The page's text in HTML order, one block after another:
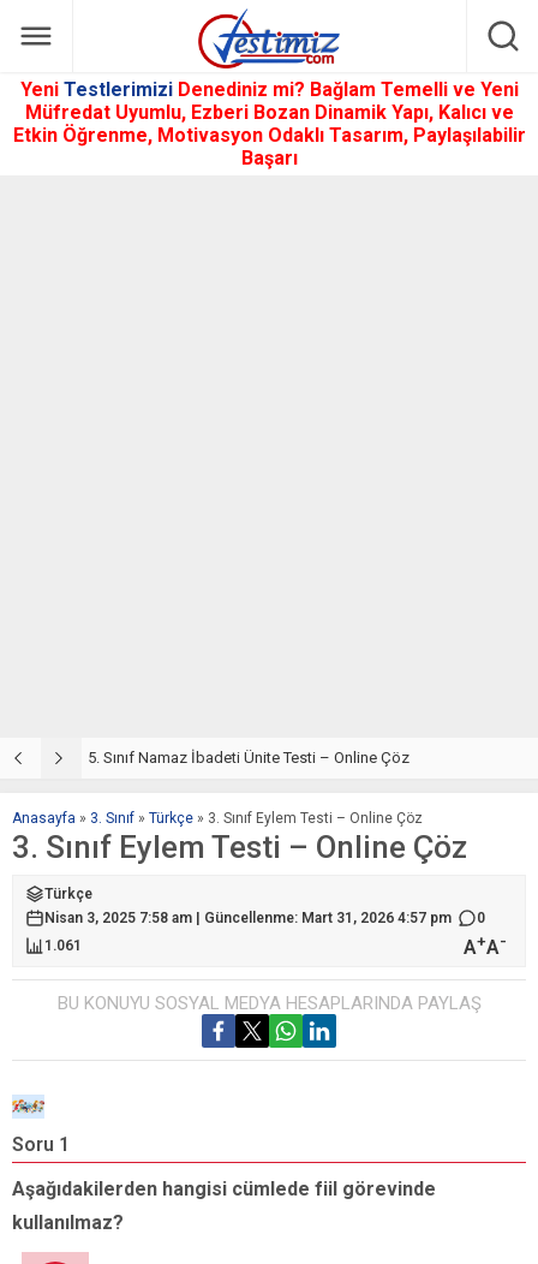
Yeni Testlerimizi Denediniz mi? Bağlam Temelli ve Yeni
Müfredat Uyumlu, Ezberi Bozan Dinamik Yapı, Kalıcı ve
Etkin Öğrenme, Motivasyon Odaklı Tasarım, Paylaşılabilir
Başarı
5. Sınıf Namaz İbadeti Ünite Testi – Online Çöz
Anasayfa » 3. Sınıf » Türkçe » 3. Sınıf Eylem Testi – Online Çöz
3. Sınıf Eylem Testi – Online Çöz
Türkçe
Nisan 3, 2025 7:58 am | Güncellenme: Mart 31, 2026 4:57 pm
0
1.061
A+A-
BU KONUYU SOSYAL MEDYA HESAPLARINDA PAYLAŞ
Soru 1
Aşağıdakilerden hangisi cümlede fiil görevinde
kullanılmaz?